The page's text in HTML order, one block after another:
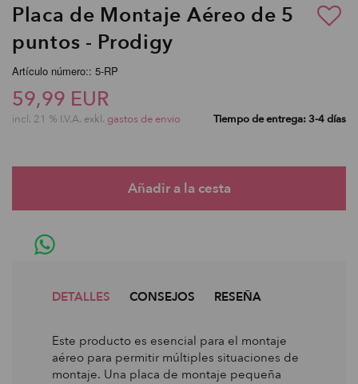
Placa de Montaje Aéreo de 5
puntos - Prodigy
Artículo número:: 5-RP
59,99 EUR
incl. 21 % I.V.A. exkl. gastos de envio Tiempo de entrega: 3-4 días
DETALLES CONSEJOS RESEÑA
Este producto es esencial para el montaje
aéreo para permitir múltiples situaciones de
montaje. Una placa de montaje pequeña